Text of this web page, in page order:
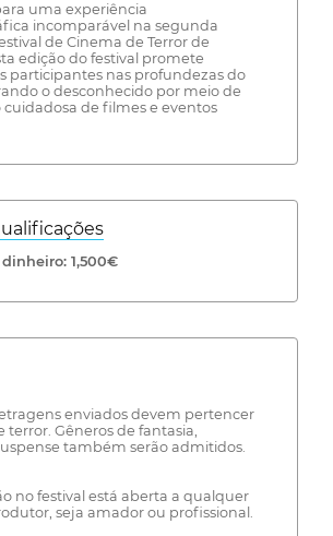
uma experiência
incomparável na segunda
de Cinema de Terror de
edição do festival promete
participantes nas profundezas do
o desconhecido por meio de
cuidadosa de filmes e eventos
1,500€
enviados devem pertencer
terror. Gêneros de fantasia,
também serão admitidos.
no festival está aberta a qualquer
seja amador ou profissional.